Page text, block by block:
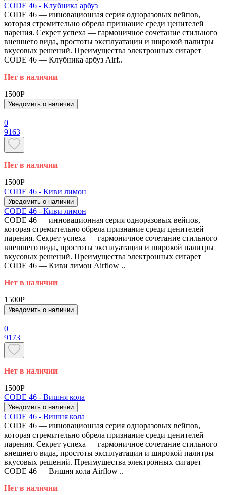
CODE 46 - Клубника арбуз
CODE 46 — инновационная серия одноразовых вейпов,
которая стремительно обрела признание среди ценителей
парения. Секрет успеха — гармоничное сочетание стильного
внешнего вида, простоты эксплуатации и широкой палитры
вкусовых решений. Преимущества электронных сигарет
CODE 46 — Клубника арбуз Airf..
Нет в наличии
1500P
Уведомить о наличии
0
9163
Нет в наличии
1500P
CODE 46 - Киви лимон
Уведомить о наличии
CODE 46 - Киви лимон
CODE 46 — инновационная серия одноразовых вейпов,
которая стремительно обрела признание среди ценителей
парения. Секрет успеха — гармоничное сочетание стильного
внешнего вида, простоты эксплуатации и широкой палитры
вкусовых решений. Преимущества электронных сигарет
CODE 46 — Киви лимон Airflow ..
Нет в наличии
1500P
Уведомить о наличии
0
9173
Нет в наличии
1500P
CODE 46 - Вишня кола
Уведомить о наличии
CODE 46 - Вишня кола
CODE 46 — инновационная серия одноразовых вейпов,
которая стремительно обрела признание среди ценителей
парения. Секрет успеха — гармоничное сочетание стильного
внешнего вида, простоты эксплуатации и широкой палитры
вкусовых решений. Преимущества электронных сигарет
CODE 46 — Вишня кола Airflow ..
Нет в наличии